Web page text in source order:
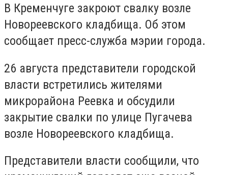
В Кременчуге закроют свалку возле
Новореевского кладбища. Об этом
сообщает пресс-служба мэрии города.
26 августа представители городской
власти встретились жителями
микрорайона Реевка и обсудили
закрытие свалки по улице Пугачева
возле Новореевского кладбища.
Представители власти сообщили, что